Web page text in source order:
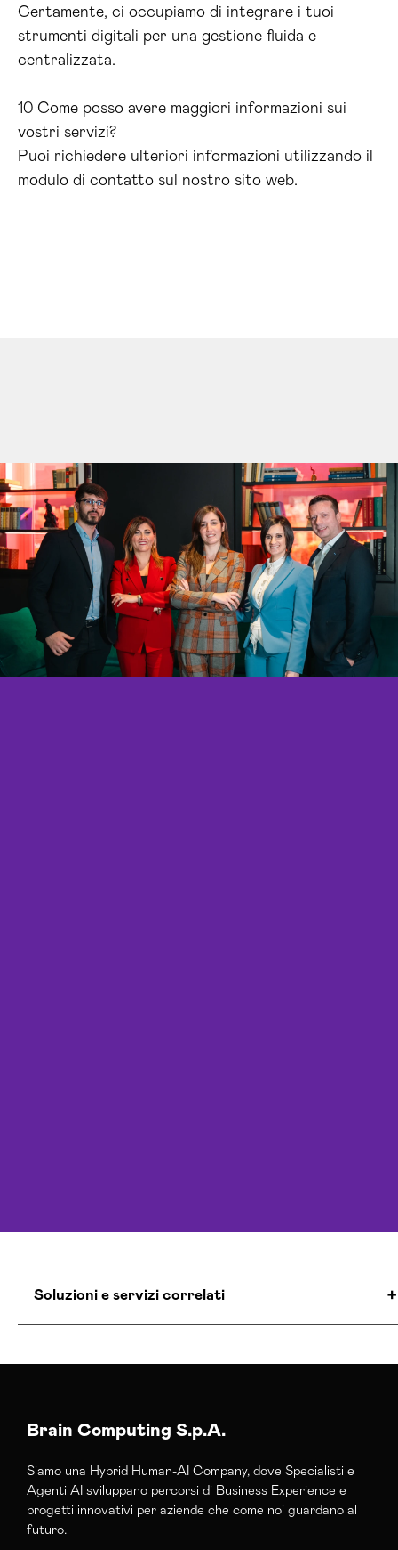
Certamente, ci occupiamo di integrare i tuoi
strumenti digitali per una gestione fluida e
centralizzata.
10 Come posso avere maggiori informazioni sui
vostri servizi?
Puoi richiedere ulteriori informazioni utilizzando il
modulo di contatto sul nostro sito web.
Soluzioni e servizi correlati
Agenzia Posizionamento Seo Salerno
Agenzia Web Marketing Salerno
Campagne Adv Social Salerno
Campagne Advertising Salerno
Brain Computing S.p.A.
Siamo una Hybrid Human-AI Company, dove Specialisti e
Agenti AI sviluppano percorsi di Business Experience e
progetti innovativi per aziende che come noi guardano al
futuro.